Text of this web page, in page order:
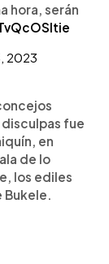
hora, serán
2023
fue
en
de lo
los ediles
Bukele.